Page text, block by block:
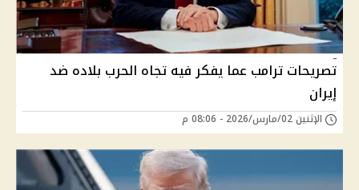
تصريحات ترامب عما يفكر فيه تجاه الحرب بلاده ضد
إيران
الإثنين 02/مارس/2026 - 08:06 م